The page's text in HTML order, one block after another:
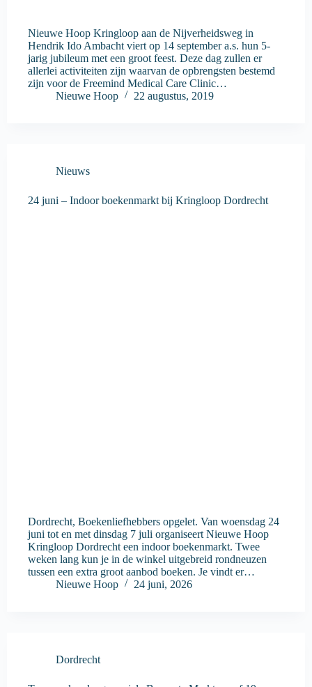
Nieuwe Hoop Kringloop aan de Nijverheidsweg in
Hendrik Ido Ambacht viert op 14 september a.s. hun 5-
jarig jubileum met een groot feest. Deze dag zullen er
allerlei activiteiten zijn waarvan de opbrengsten bestemd
zijn voor de Freemind Medical Care Clinic…
Nieuwe Hoop
22 augustus, 2019
Nieuws
24 juni – Indoor boekenmarkt bij Kringloop Dordrecht
Dordrecht, Boekenliefhebbers opgelet. Van woensdag 24
juni tot en met dinsdag 7 juli organiseert Nieuwe Hoop
Kringloop Dordrecht een indoor boekenmarkt. Twee
weken lang kun je in de winkel uitgebreid rondneuzen
tussen een extra groot aanbod boeken. Je vindt er…
Nieuwe Hoop
24 juni, 2026
Dordrecht